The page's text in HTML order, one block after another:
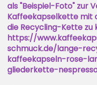
als "Beispiel-Foto" zur
Kaffeekapselkette mit
die Recycling-Kette zu
https://
schmuck.de/lange-
kaffeekapseln-rose-
gliederkette-